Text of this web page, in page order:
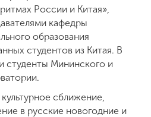
России и Китая»,
кафедры
образования
студентов из Китая. В
студенты Мининского и
сближение,
в русские новогодние и